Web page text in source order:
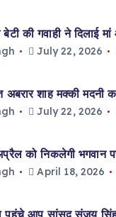
की गवाही ने दिलाई
July 22, 2026
शाह मक्की मदनी
July 22, 2026
को निकलेगी भगवान
April 18, 2026
आप सांसद संजय सिंह,